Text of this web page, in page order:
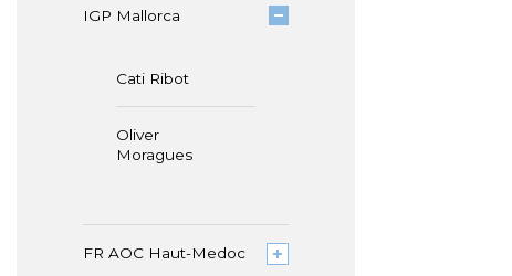
IGP Mallorca
Cati Ribot
Oliver
Moragues
FR AOC Haut-Medoc